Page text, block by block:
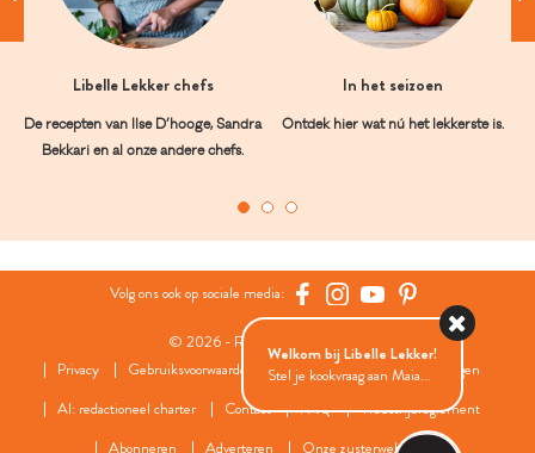
Libelle Lekker chefs
De recepten van Ilse D’hooge, Sandra
Bekkari en al onze andere chefs.
In het seizoen
Ontdek hier wat nú het lekkerste is.
Volg ons ook op sociale media:
© 2026 - Roularta Media Group
Privacy
Gebruiksvoorwaarden Cookies
Cookies instellingen
AI: redactioneel charter
Contact FAQ
Wedstrijdreglement
Abonneren
Adverteren Onze zusterwebsites
Welkom bij Libelle Lekker!
Stel je kookvraag aan Maia...